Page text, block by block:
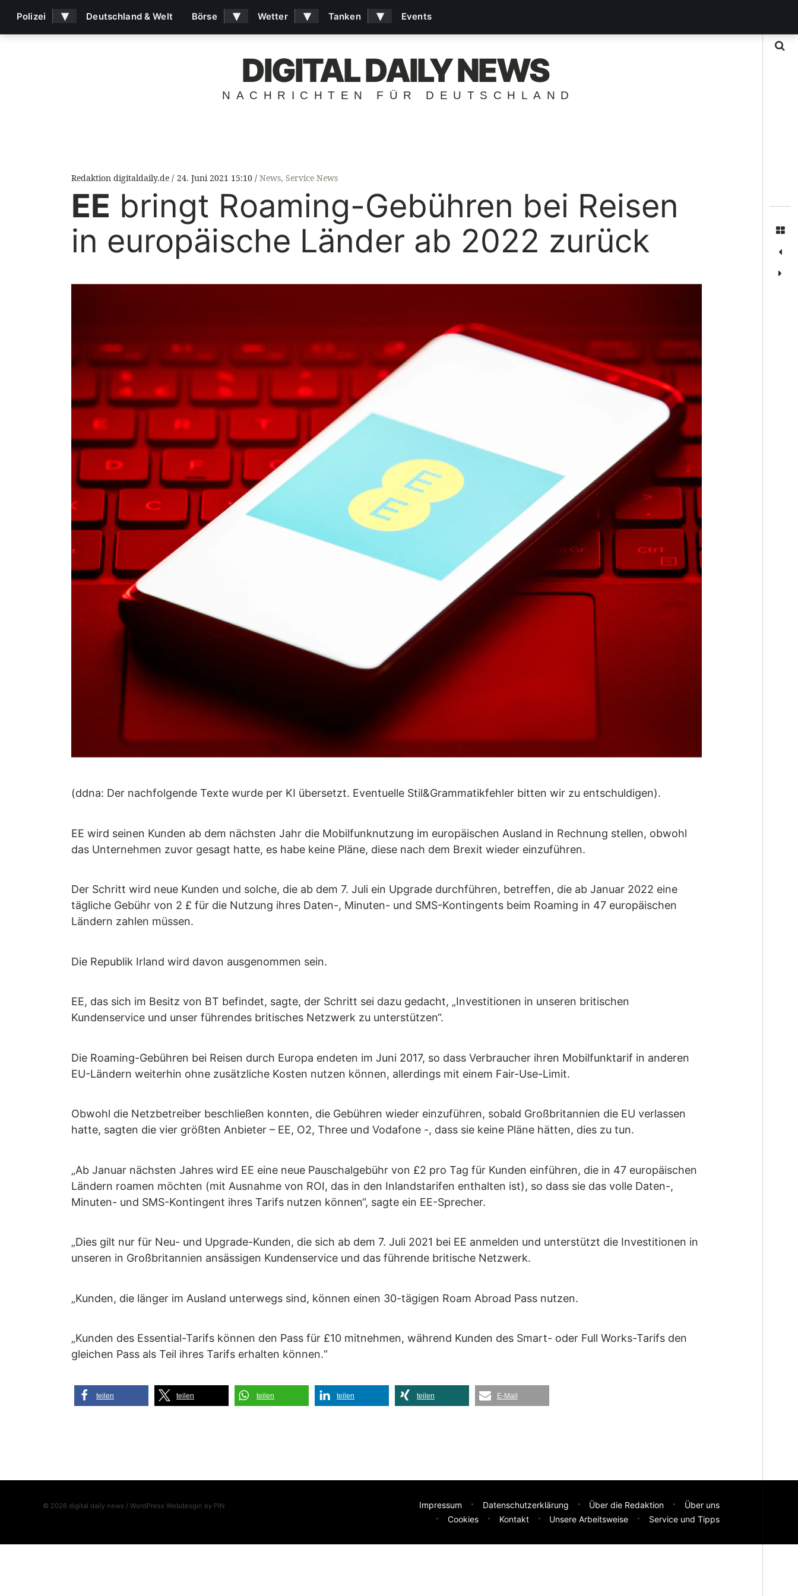
DIGITAL DAILY NEWS
NACHRICHTEN FÜR DEUTSCHLAND
Redaktion digitaldaily.de 24. Juni 2021 15:10 News, Service News
EE bringt Roaming-Gebühren bei Reisen
in europäische Länder ab 2022 zurück
(ddna: Der nachfolgende Texte wurde per KI übersetzt. Eventuelle Stil&Grammatikfehler bitten wir zu entschuldigen).
EE wird seinen Kunden ab dem nächsten Jahr die Mobilfunknutzung im europäischen Ausland in Rechnung stellen, obwohl
das Unternehmen zuvor gesagt hatte, es habe keine Pläne, diese nach dem Brexit wieder einzuführen.
Der Schritt wird neue Kunden und solche, die ab dem 7. Juli ein Upgrade durchführen, betreffen, die ab Januar 2022 eine
tägliche Gebühr von 2 £ für die Nutzung ihres Daten-, Minuten- und SMS-Kontingents beim Roaming in 47 europäischen
Ländern zahlen müssen.
Die Republik Irland wird davon ausgenommen sein.
EE, das sich im Besitz von BT befindet, sagte, der Schritt sei dazu gedacht, „Investitionen in unseren britischen
Kundenservice und unser führendes britisches Netzwerk zu unterstützen“.
Die Roaming-Gebühren bei Reisen durch Europa endeten im Juni 2017, so dass Verbraucher ihren Mobilfunktarif in anderen
EU-Ländern weiterhin ohne zusätzliche Kosten nutzen können, allerdings mit einem Fair-Use-Limit.
Obwohl die Netzbetreiber beschließen konnten, die Gebühren wieder einzuführen, sobald Großbritannien die EU verlassen
hatte, sagten die vier größten Anbieter – EE, O2, Three und Vodafone -, dass sie keine Pläne hätten, dies zu tun.
„Ab Januar nächsten Jahres wird EE eine neue Pauschalgebühr von £2 pro Tag für Kunden einführen, die in 47 europäischen
Ländern roamen möchten (mit Ausnahme von ROI, das in den Inlandstarifen enthalten ist), so dass sie das volle Daten-,
Minuten- und SMS-Kontingent ihres Tarifs nutzen können“, sagte ein EE-Sprecher.
„Dies gilt nur für Neu- und Upgrade-Kunden, die sich ab dem 7. Juli 2021 bei EE anmelden und unterstützt die Investitionen in
unseren in Großbritannien ansässigen Kundenservice und das führende britische Netzwerk.
„Kunden, die länger im Ausland unterwegs sind, können einen 30-tägigen Roam Abroad Pass nutzen.
„Kunden des Essential-Tarifs können den Pass für £10 mitnehmen, während Kunden des Smart- oder Full Works-Tarifs den
gleichen Pass als Teil ihres Tarifs erhalten können.“
teilen teilen teilen teilen teilen E-Mail
© 2026 digital daily news / WordPress Webdesgin by PIN Impressum Datenschutzerklärung Über die Redaktion
Über uns
Cookies
Kontakt Unsere Arbeitsweise Service und Tipps
Polizei ▾ Deutschland & Welt Börse ▾ Wetter ▾ Tanken ▾ Events